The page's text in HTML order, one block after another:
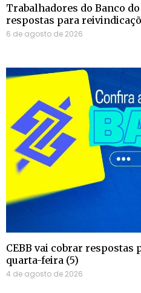
Trabalhadores do Banco
respostas para
6 de agosto de 2026
CEBB vai cobrar respostas
quarta-feira (5)
4 de agosto de 2026